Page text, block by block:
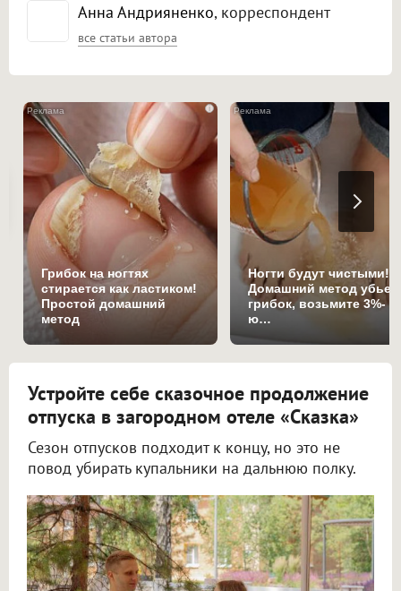
Анна Андрияненко, корреспондент
все статьи автора
i
Грибок на ногтях
стирается как ластиком!
Простой домашний
метод
Ногти будут чистыми!
Домашний метод убьет
грибок, возьмите 3%-
ю…
Устройте себе сказочное продолжение
отпуска в загородном отеле «Сказка»
Сезон отпусков подходит к концу, но это не
повод убирать купальники на дальнюю полку.